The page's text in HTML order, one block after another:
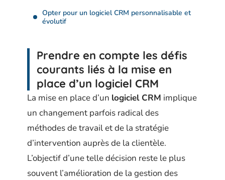
Opter pour un logiciel CRM personnalisable et
évolutif
Prendre en compte les défis
courants liés à la mise en
place d’un logiciel CRM
La mise en place d’un logiciel CRM implique
un changement parfois radical des
méthodes de travail et de la stratégie
d’intervention auprès de la clientèle.
L’objectif d’une telle décision reste le plus
souvent l’amélioration de la gestion des